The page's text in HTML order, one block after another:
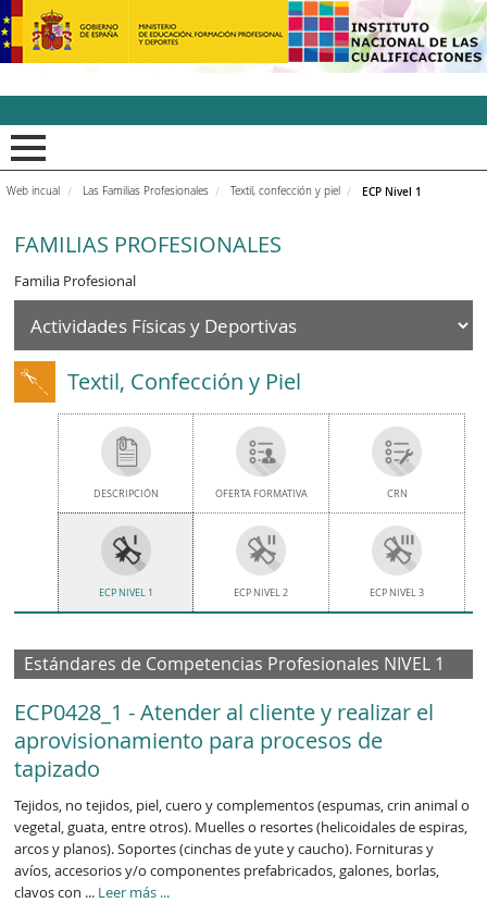
INCUAl - Instituto
Web incual Las Familias Profesionales Textil, confección y piel ECP Nivel 1
FAMILIAS PROFESIONALES
Familia Profesional
Textil, Confección y Piel
DESCRIPCIÓN OFERTA FORMATIVA CRN
ECP NIVEL 1 ECP NIVEL 2 ECP NIVEL 3
Estándares de Competencias Profesionales NIVEL 1
ECP0428_1 - Atender al cliente y realizar el
aprovisionamiento para procesos de
tapizado
Tejidos, no tejidos, piel, cuero y complementos (espumas, crin animal o
vegetal, guata, entre otros). Muelles o resortes (helicoidales de espiras,
arcos y planos). Soportes (cinchas de yute y caucho). Fornituras y
avíos, accesorios y/o componentes prefabricados, galones, borlas,
clavos con ... Leer más ECP0428_1
...